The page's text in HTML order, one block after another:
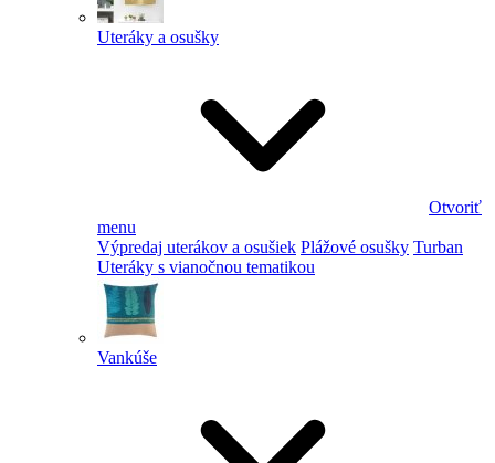
Uteráky a osušky
Otvoriť
menu
Výpredaj uterákov a osušiek Plážové osušky Turban
Uteráky s vianočnou tematikou
Vankúše